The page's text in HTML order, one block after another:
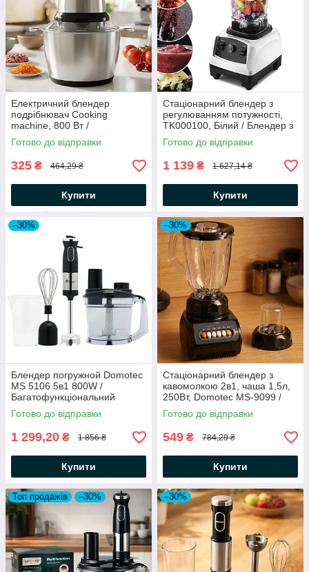
Електричний блендер
подрібнювач Cooking
machine, 800 Вт /
Багатофункціональний
комбайн з металевою чашею
Готово до відправки
325 ₴ 464,29 ₴
Купити
Стаціонарний блендер з
регулюванням потужності,
TK000100, Білий / Блендер з
чашею для коктейлів
Готово до відправки
1 139 ₴ 1 627,14 ₴
Купити
–30%
Блендер погружной Domotec
MS 5106 5в1 800W /
Багатофункціональний
подрібнювач / Міні комбайн
Готово до відправки
1 299,20 ₴ 1 856 ₴
Купити
–30%
Стаціонарний блендер з
кавомолкою 2в1, чаша 1,5л,
250Вт, Domotec MS-9099 /
Кухонний подрібнювач
блендер / Блендер для смузі
Готово до відправки
549 ₴ 784,29 ₴
Купити
Топ продажів –30% –30%